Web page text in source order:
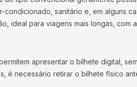
condicionado, sanitário e, em alguns
ideal para viagens mais longas,
apresentar o bilhete digital,
é necessário retirar o bilhete físico